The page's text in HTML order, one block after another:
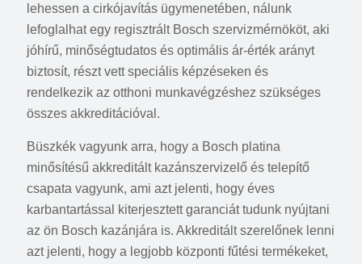
lehessen a cirkójavítás ügymenetében, nálunk
lefoglalhat egy regisztrált Bosch szervizmérnököt, aki
jóhírű, minőségtudatos és optimális ár-érték arányt
biztosít, részt vett speciális képzéseken és
rendelkezik az otthoni munkavégzéshez szükséges
összes akkreditációval.
Büszkék vagyunk arra, hogy a Bosch platina
minősítésű akkreditált kazánszervizelő és telepítő
csapata vagyunk, ami azt jelenti, hogy éves
karbantartással kiterjesztett garanciát tudunk nyújtani
az ön Bosch kazánjára is. Akkreditált szerelőnek lenni
azt jelenti, hogy a legjobb központi fűtési termékeket,